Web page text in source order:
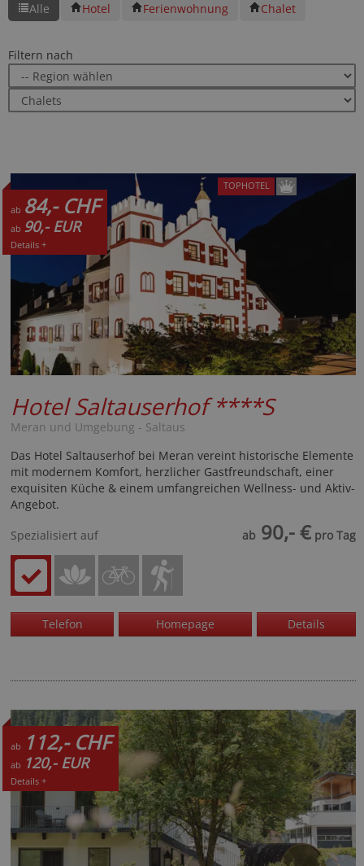
Alle Hotel Ferienwohnung Chalet
Filtern nach
ab 84,- CHF
ab 90,- EUR
Details +
TOPHOTEL
Hotel Saltauserhof****S
Meran und Umgebung - Saltaus
Das Hotel Saltauserhof bei Meran vereint historische Elemente
mit modernem Komfort, herzlicher Gastfreundschaft, einer
exquisiten Küche & einem umfangreichen Wellness- und Aktiv-
Angebot.
Spezialisiert auf
ab 90,- € pro Tag
Telefon Homepage Details
ab 112,- CHF
ab 120,- EUR
Details +